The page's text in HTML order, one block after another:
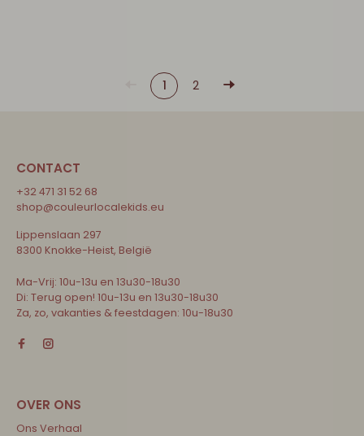
1 2
CONTACT
+32 471 31 52 68
shop@couleurlocalekids.eu
Lippenslaan 297
8300 Knokke-Heist, België
Ma-Vrij: 10u-13u en 13u30-18u30
Di: Terug open! 10u-13u en 13u30-18u30
Za, zo, vakanties & feestdagen: 10u-18u30
Ons Verhaal